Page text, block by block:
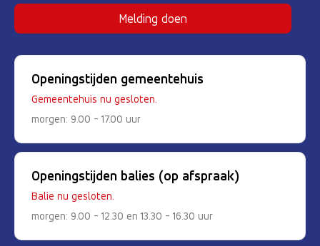
Melding doen
Openingstijden gemeentehuis
Gemeentehuis nu gesloten.
morgen: 9.00 - 17.00 uur
Openingstijden balies (op afspraak)
Balie nu gesloten.
morgen: 9.00 - 12.30 en 13.30 - 16.30 uur